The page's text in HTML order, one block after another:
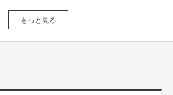
生み出すのが苦手で有名な僕が
着ぐるみをこの世に誕生させるために、
ングを立ち上げました！！
！！
もっと見る